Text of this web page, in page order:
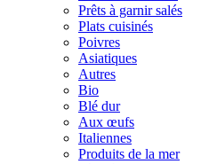
Prêts à garnir salés
Plats cuisinés
Poivres
Asiatiques
Autres
Bio
Blé dur
Aux œufs
Italiennes
Produits de la mer